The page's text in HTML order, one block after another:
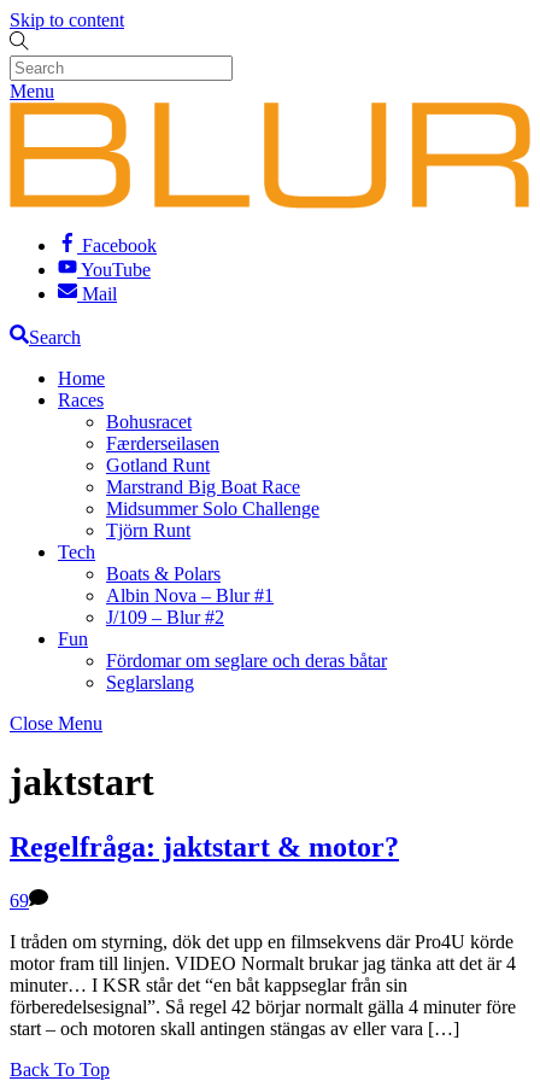
Skip to content
Menu
Facebook
YouTube
Mail
Search
Home
Races
Bohusracet
Færderseilasen
Gotland Runt
Marstrand Big Boat Race
Midsummer Solo Challenge
Tjörn Runt
Tech
Boats & Polars
Albin Nova – Blur #1
J/109 – Blur #2
Fun
Fördomar om seglare och deras båtar
Seglarslang
Close Menu
jaktstart
Regelfråga: jaktstart & motor?
69
I tråden om styrning, dök det upp en filmsekvens där Pro4U körde
motor fram till linjen. VIDEO Normalt brukar jag tänka att det är 4
minuter… I KSR står det “en båt kappseglar från sin
förberedelsesignal”. Så regel 42 börjar normalt gälla 4 minuter före
start – och motoren skall antingen stängas av eller vara […]
Back To Top